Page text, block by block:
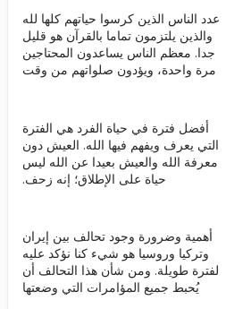
الذين اقتربوا من نبينا (صلى الله عليه
وسلم) كانوا ناس القادمين من الجنة مع
الإيمان في قَدَرِهِم. المنافقون لا
يستطيعون فهم هذه الحقيقة. تصوروا أن
المؤمنين كانوا تحت تأثير خطاب النبي.
المؤمنين يحبون بعضهم البعض.
عدد الناس الذين كرسوا حياتهم كلها لله
والذين يلتزمون تماما بالقرآن هو قليل
جدا. معظم الناس يساعدون المحتاجين
مرة واحدة، ويؤدون صلواتهم من وقت
يدعوهم الله للحساب على حياتهم. مع
عقولهم الضعيفة، يتصورون أنهم
يستطيعون -لا سمح الله- خداع الله. الله
هو الحكيم صاحب الحكمة اللانهائية. إذا
حاول أي شخص -لا سمح الله- أن يخدع
أفضل فترة في حياة الفرد هي الفترة
التي يعرف ويفهم فيها الله. العيش دون
معرفة الله والعيش بعيدا عن الله ليس
حياة على الإطلاق؛ إنه زحف.
أهمية وضرورة وجود تحالف بين إيران
وتركيا وروسيا هو شيء كنا نؤكد عليه
لفترة طويلة. ومن شأن هذا التحالف أن
يُحبط جميع المؤامرات التي وضعتها